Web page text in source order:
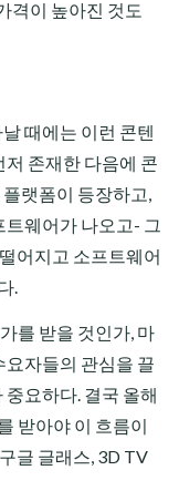
격이 높아진 것도
때에는 이런 콘텐
존재한 다음에 콘
랫폼이 등장하고,
웨어가 나오고- 그
어지고 소프트웨어
.
를 받을 것인가, 마
요자들의 관심을 끌
요하다. 결국 올해
받아야 이 흐름이
글 글래스, 3D TV